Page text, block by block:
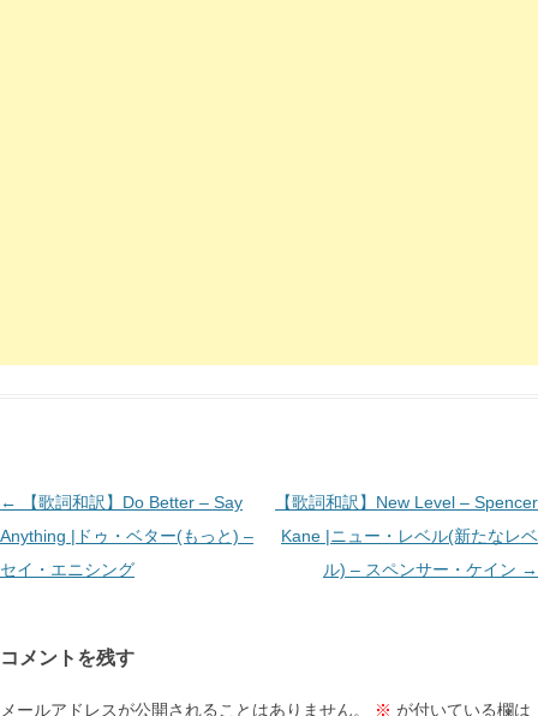
投
稿
ナ
ー
シ
←
【歌詞和訳】Do Better – Say
Anything |ドゥ・ベター(もっと) –
セイ・エニシング
【歌詞和訳】New Level – Spencer
Kane |ニュー・レベル(新たなレベ
ル) – スペンサー・ケイン →
コメントを残す
メールアドレスが公開されることはありません。 ※ が付いている欄は